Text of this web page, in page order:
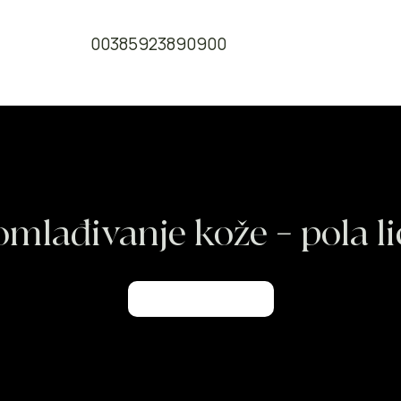
00385923890900
kože – pola